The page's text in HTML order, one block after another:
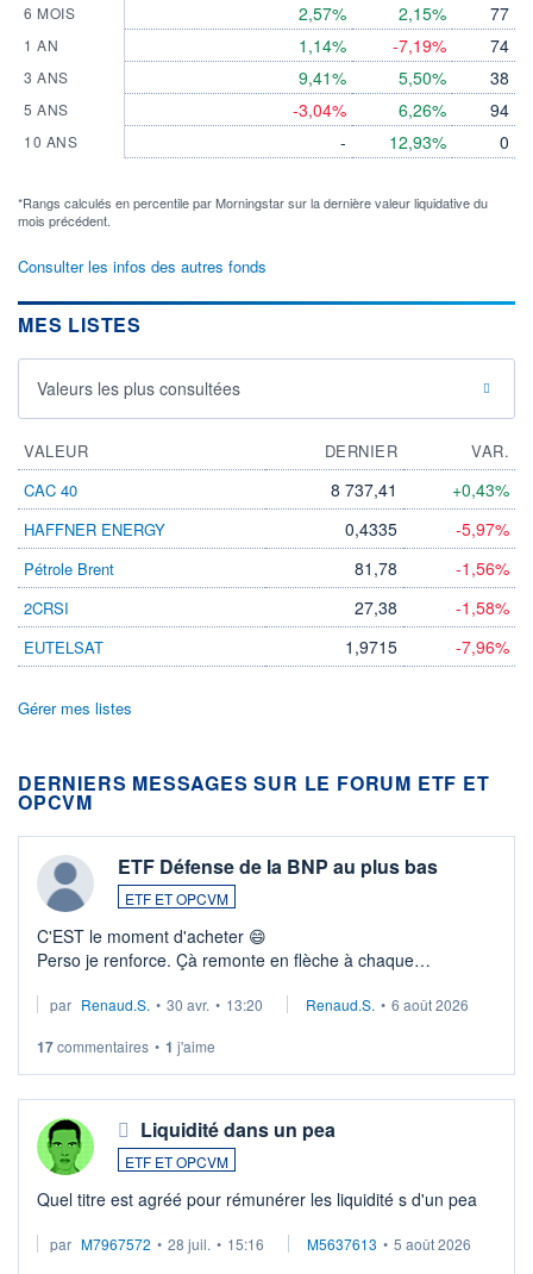
6 MOIS
1 AN
3 ANS
5 ANS
10 ANS
2,57%
1,14%
9,41%
-3,04%
-
2,15%
-7,19%
5,50%
6,26%
12,93%
77
74
38
94
0
*Rangs calculés en percentile par Morningstar sur la dernière valeur liquidative du
mois précédent.
Consulter les infos des autres fonds
MES LISTES
Valeurs les plus consultées
VALEUR DERNIER
VAR.
CAC 40
8 737,41 +0,43%
HAFFNER ENERGY 0,4335 -5,97%
Pétrole Brent 81,78 -1,56%
2CRSI 27,38 -1,58%
EUTELSAT 1,9715 -7,96%
Gérer mes listes
DERNIERS MESSAGES SUR LE FORUM ETF ET
OPCVM
ETF Défense de la BNP au plus bas
ETF ET OPCVM
C'EST le moment d'acheter 😄​
Perso je renforce. Çà remonte en flèche à chaque
Investissement long terme tip top pour sa retraite.
par Renaud.S. • 30 avr. • 13:20 Renaud.S. • 6 août 2026
17commentaires • 1 j'aime
Liquidité dans un pea
ETF ET OPCVM
Quel titre est agréé pour rémunérer les liquidité s d'un pea
par M7967572 • 28 juil. • 15:16 M5637613 • 5 août 2026